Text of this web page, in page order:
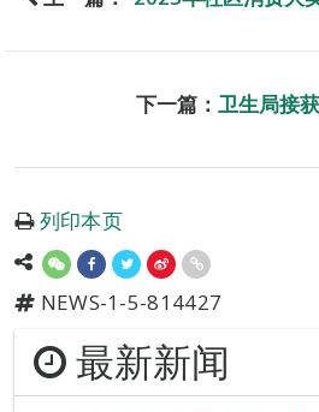
下一篇： 卫生局接
列印本页
NEWS-1-5-814427
最新新闻